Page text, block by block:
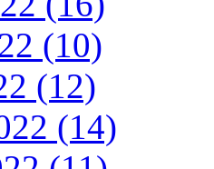
(10)
(12)
(14)